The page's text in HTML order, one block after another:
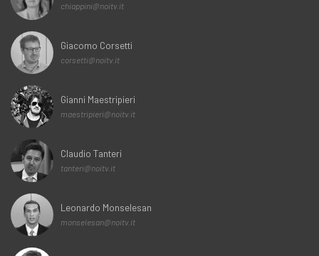
chiappini@noitv.it
Giacomo Corsetti
corsetti@noitv.it
Gianni Maestripieri
maestripieri@noitv.it
Claudio Tanteri
tanteri@noitv.it
Leonardo Monselesan
monselesan@noitv.it